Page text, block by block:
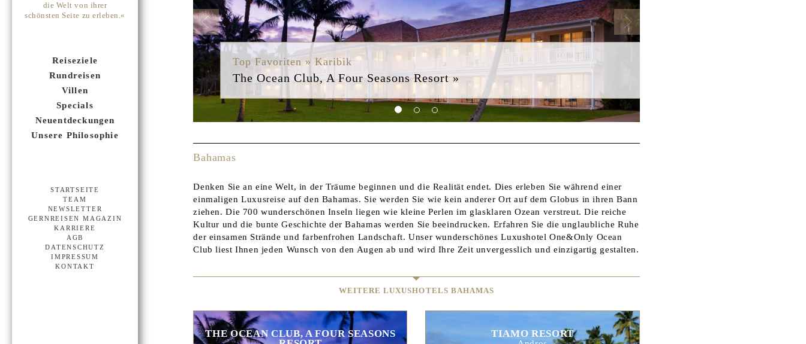
die Welt von ihrer
schönsten Seite zu erleben.«
Reiseziele
Rundreisen
Villen
Specials
Neuentdeckungen
Unsere Philosophie
STARTSEITE
TEAM
NEWSLETTER
GERNREISEN MAGAZIN
KARRIERE
AGB
DATENSCHUTZ
IMPRESSUM
KONTAKT
Top Favoriten » Karibik
The Ocean Club, A Four Seasons Resort »
Bahamas
Denken Sie an eine Welt, in der Träume beginnen und die Realität endet. Dies erleben Sie während einer
einmaligen Luxusreise auf den Bahamas. Sie werden Sie wie kein anderer Ort auf dem Globus in ihren Bann
ziehen. Die 700 wunderschönen Inseln liegen wie kleine Perlen im glasklaren Ozean verstreut. Die reiche
Kultur und die bunte Geschichte der Bahamas werden Sie beeindrucken. Erfahren Sie die unglaubliche Ruhe
der einsamen Strände und farbenfrohen Landschaft. Unser wunderschönes Luxushotel One&Only Ocean
Club liest Ihnen jeden Wunsch von den Augen ab und wird Ihre Zeit unvergesslich und einzigartig gestalten.
WEITERE LUXUSHOTELS BAHAMAS
THE OCEAN CLUB, A FOUR SEASONS
TIAMO RESORT